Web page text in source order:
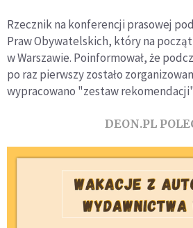
Rzecznik na konferencji prasowej
Praw Obywatelskich, który na
w Warszawie. Poinformował, że
po raz pierwszy zostało
wypracowano "zestaw
DEON.PL